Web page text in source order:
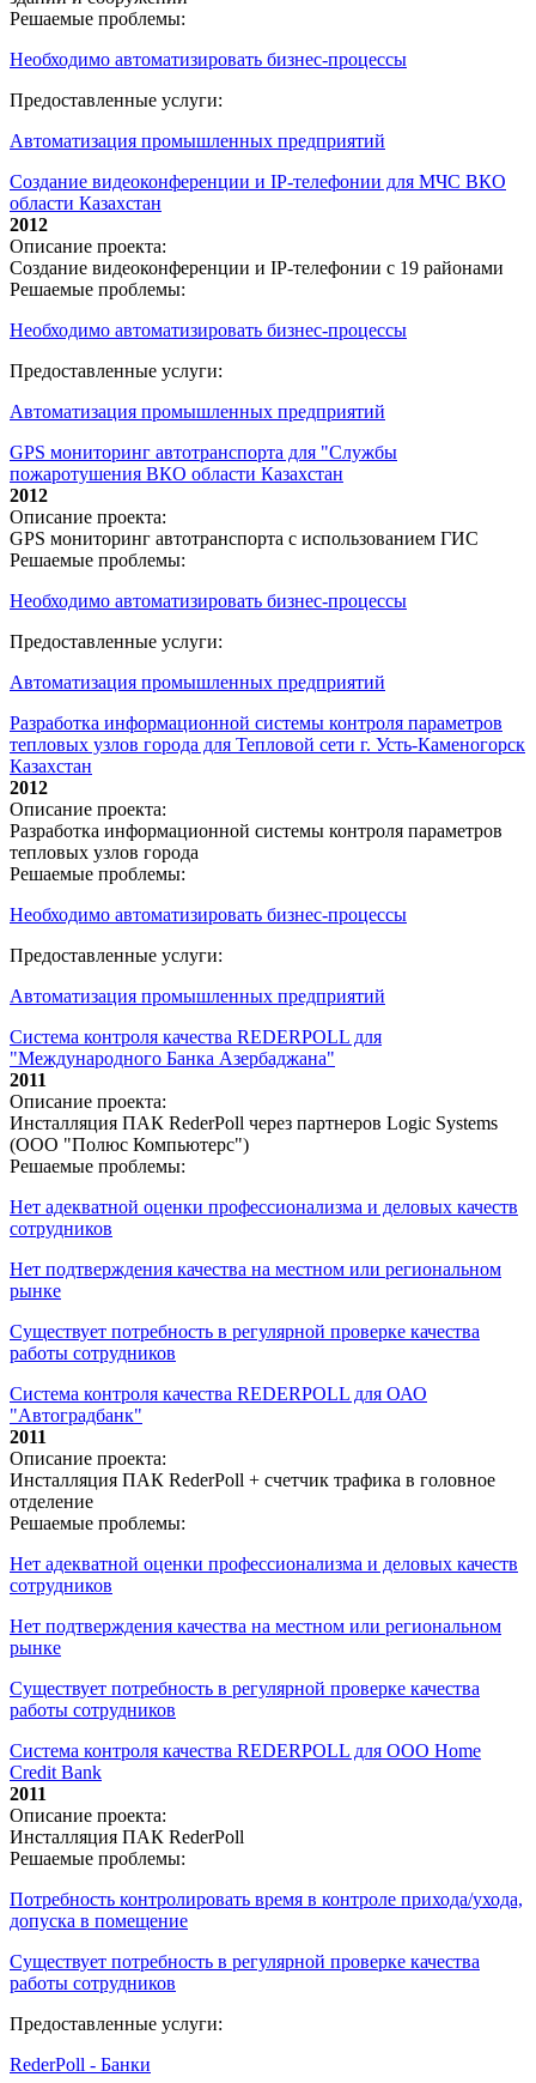
Решаемые проблемы:
Необходимо автоматизировать бизнес-процессы
Предоставленные услуги:
Автоматизация промышленных предприятий
Создание видеоконференции и IP-телефонии для МЧС ВКО
области Казахстан
2012
Описание проекта:
Создание видеоконференции и IP-телефонии с 19 районами
Решаемые проблемы:
Необходимо автоматизировать бизнес-процессы
Предоставленные услуги:
Автоматизация промышленных предприятий
GPS мониторинг автотранспорта для "Службы
пожаротушения ВКО области Казахстан
2012
Описание проекта:
GPS мониторинг автотранспорта с использованием ГИС
Решаемые проблемы:
Необходимо автоматизировать бизнес-процессы
Предоставленные услуги:
Автоматизация промышленных предприятий
Разработка информационной системы контроля параметров
тепловых узлов города для Тепловой сети г. Усть-Каменогорск
Казахстан
2012
Описание проекта:
Разработка информационной системы контроля параметров
тепловых узлов города
Решаемые проблемы:
Необходимо автоматизировать бизнес-процессы
Предоставленные услуги:
Автоматизация промышленных предприятий
Система контроля качества REDERPOLL для
"Международного Банка Азербаджана"
2011
Описание проекта:
Инсталляция ПАК RederPoll через партнеров Logic Systems
(ООО "Полюс Компьютерс")
Решаемые проблемы:
Нет адекватной оценки профессионализма и деловых качеств
сотрудников
Нет подтверждения качества на местном или региональном
рынке
Существует потребность в регулярной проверке качества
работы сотрудников
Система контроля качества REDERPOLL для ОАО
"Автоградбанк"
2011
Описание проекта:
Инсталляция ПАК RederPoll + счетчик трафика в головное
отделение
Решаемые проблемы:
Нет адекватной оценки профессионализма и деловых качеств
сотрудников
Нет подтверждения качества на местном или региональном
рынке
Существует потребность в регулярной проверке качества
работы сотрудников
Система контроля качества REDERPOLL для ООО Home
Credit Bank
2011
Описание проекта:
Инсталляция ПАК RederPoll
Решаемые проблемы:
Потребность контролировать время в контроле прихода/ухода,
допуска в помещение
Существует потребность в регулярной проверке качества
работы сотрудников
Предоставленные услуги:
RederPoll - Банки